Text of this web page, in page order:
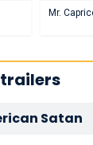
Mr.
Satan